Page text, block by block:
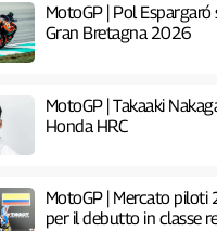
MotoGP | Pol
Gran Bretagna 2026
MotoGP | Takaaki
Honda HRC
MotoGP | Mercato piloti
per il debutto in classe